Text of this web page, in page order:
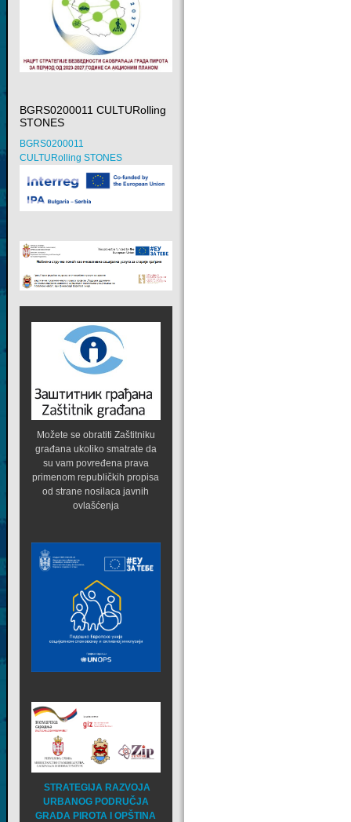
BGRS0200011 CULTURolling
STONES
BGRS0200011
CULTURolling STONES
Možete se obratiti Zaštitniku
građana ukoliko smatrate da
su vam povređena prava
primenom republičkih propisa
od strane nosilaca javnih
ovlašćenja
STRATEGIJA RAZVOJA
URBANOG PODRUČJA
GRADA PIROTA I OPŠTINA